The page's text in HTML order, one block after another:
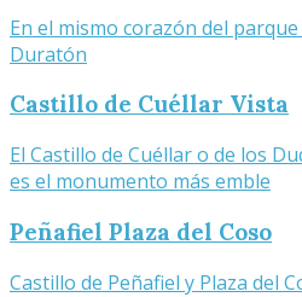
En el mismo corazón del
Duratón
Castillo de Cuéllar Vista
El Castillo de Cuéllar o de los
es el monumento más emble
Peñafiel Plaza del Coso
Castillo de Peñafiel y Plaza del